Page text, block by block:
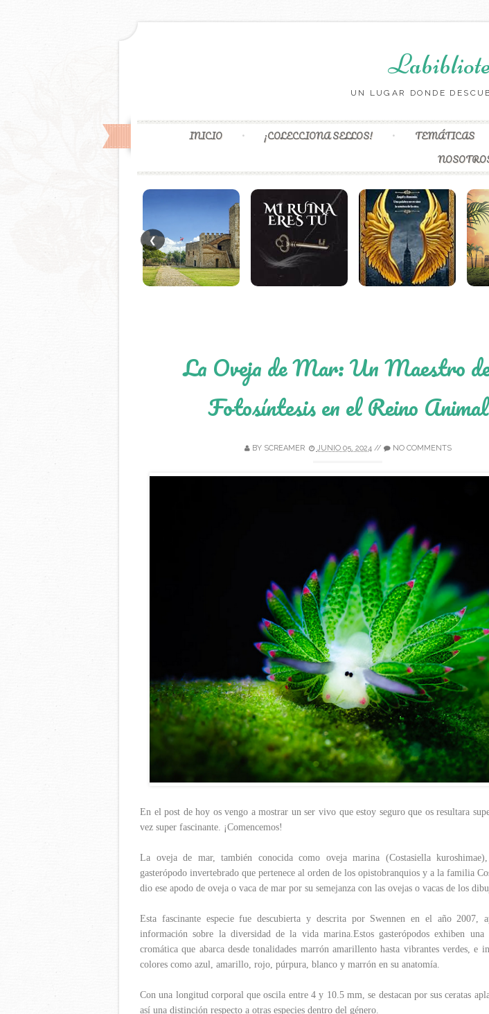
UN LUGAR DONDE
INICIO ¡COLECCIONA SELLOS! TEMÁTICAS
❮
La Oveja de Mar: Un Maestro
Fotosíntesis en el Reino Animal
BY SCREAMER JUNIO 05, 2024// NO COMMENTS
En el post de hoy os vengo a mostrar un ser vivo que estoy seguro que os resultara
vez super fascinante. ¡Comencemos!
La oveja de mar, también conocida como oveja marina (Costasiella
gasterópodo invertebrado que pertenece al orden de los opistobranquios y a la familia
dio ese apodo de oveja o vaca de mar por su semejanza con las ovejas o vacas de los
Esta fascinante especie fue descubierta y descrita por Swennen en el año 2007,
información sobre la diversidad de la vida marina.Estos gasterópodos exhiben una
cromática que abarca desde tonalidades marrón amarillento hasta vibrantes verdes, e
colores como azul, amarillo, rojo, púrpura, blanco y marrón en su anatomía.
Con una longitud corporal que oscila entre 4 y 10.5 mm, se destacan por sus ceratas
así una distinción respecto a otras especies dentro del género.